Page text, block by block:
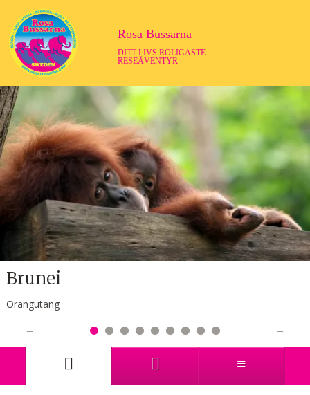
Rosa Bussarna
DITT LIVS ROLIGASTE
RESEÄVENTYR
Brunei
Orangutang